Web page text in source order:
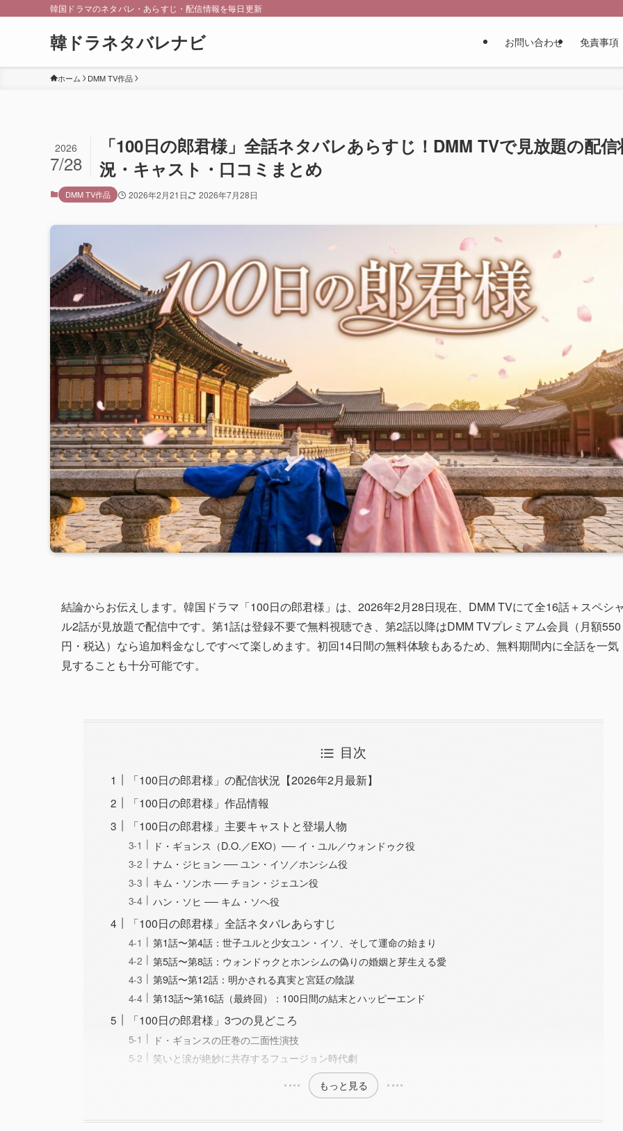
韓国ドラマのネタバレ・あらすじ・配信情報を毎日更新
韓ドラネタバレナビ お問い合わせ 免責事項
ホーム DMM TV作品
「100日の郎君様」全話ネタバレあらすじ！DMM TVで見放題の配信
況・キャスト・口コミまとめ
2026
7/28
DMM TV作品 2026年2月21日 2026年7月28日
結論からお伝えします。韓国ドラマ「100日の郎君様」は、2026年2月28日現在、DMM TVにて全16話＋スペシ
ル2話が見放題で配信中です。第1話は登録不要で無料視聴でき、第2話以降はDMM TVプレミアム会員（月額550
円・税込）なら追加料金なしですべて楽しめます。初回14日間の無料体験もあるため、無料期間内に全話を一気
見することも十分可能です。
目次
「100日の郎君様」の配信状況【2026年2月最新】
「100日の郎君様」作品情報
「100日の郎君様」主要キャストと登場人物
ド・ギョンス（D.O.／EXO）── イ・ユル／ウォンドゥク役
ナム・ジヒョン ── ユン・イソ／ホンシム役
キム・ソンホ ── チョン・ジェユン役
ハン・ソヒ ── キム・ソヘ役
「100日の郎君様」全話ネタバレあらすじ
第1話〜第4話：世子ユルと少女ユン・イソ、そして運命の始まり
第5話〜第8話：ウォンドゥクとホンシムの偽りの婚姻と芽生える愛
第9話〜第12話：明かされる真実と宮廷の陰謀
第13話〜第16話（最終回）：100日間の結末とハッピーエンド
「100日の郎君様」3つの見どころ
ド・ギョンスの圧巻の二面性演技
笑いと涙が絶妙に共存するフュージョン時代劇
もっと見る